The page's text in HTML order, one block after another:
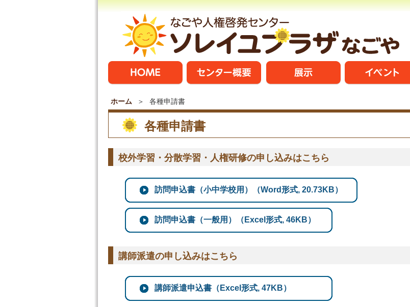
ホーム 各種申請書
各種申請書
校外学習・分散学習・人権研修の申し込みはこちら
訪問申込書（小中学校用）（Word形式, 20.73KB）
訪問申込書（一般用）（Excel形式, 46KB）
講師派遣の申し込みはこちら
講師派遣申込書（Excel形式, 47KB）